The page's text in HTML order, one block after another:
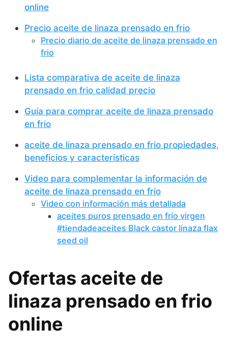
online
Precio aceite de linaza prensado en frio
Precio diario de aceite de linaza prensado en
frio
Lista comparativa de aceite de linaza
prensado en frio calidad precio
Guía para comprar aceite de linaza prensado
en frio
aceite de linaza prensado en frio propiedades,
beneficios y características
Video para complementar la información de
aceite de linaza prensado en frio
Video con información más detallada
aceites puros prensado en frío virgen
#tiendadeaceites Black castor linaza flax
seed oil
Ofertas aceite de
linaza prensado en frio
online